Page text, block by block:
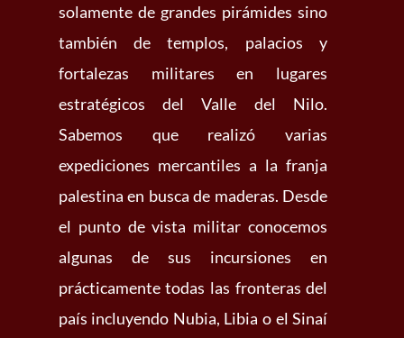
solamente de grandes pirámides sino
también de templos, palacios y
fortalezas militares en lugares
estratégicos del Valle del Nilo.
Sabemos que realizó varias
expediciones mercantiles a la franja
palestina en busca de maderas. Desde
el punto de vista militar conocemos
algunas de sus incursiones en
prácticamente todas las fronteras del
país incluyendo Nubia, Libia o el Sinaí